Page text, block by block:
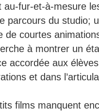
au-fur-et-à-mesure
parcours du studio;
de courtes
à montrer un
accordée aux
et dans
films manquent